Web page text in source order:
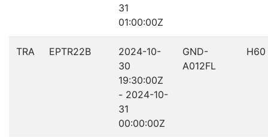
31
01:00:00Z
TRA EPTR22B
2024-10-
30
19:30:00Z
- 2024-10-
31
00:00:00Z
GND-
A012FL
H60